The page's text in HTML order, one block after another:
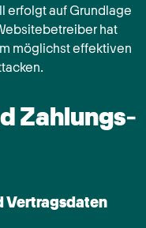
erfolgt auf Grundlage
hat
möglichst effektiven
Zahlungs­
Vertragsdaten